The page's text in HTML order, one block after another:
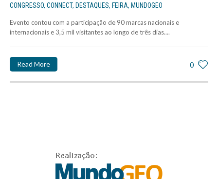
CONGRESSO, CONNECT, DESTAQUES, FEIRA, MUNDOGEO
Evento contou com a participação de 90 marcas nacionais e
internacionais e 3,5 mil visitantes ao longo de três dias....
0
Read More